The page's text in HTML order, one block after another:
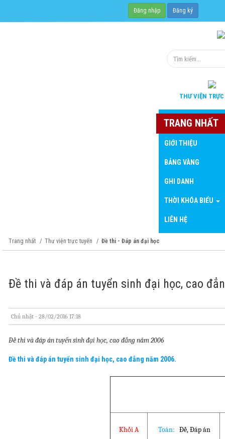
Đăng nhập Đăng ký
THƯ VIỆN
TRANG NHẤT
GIỚI THIỆU
BẢNG VÀNG
GHI DANH
THỜI KHÓA BIỂU
LIÊN HỆ
Trang nhất Thư viện trực tuyến Đề thi - Đáp án đại học
Đề thi và đáp án tuyển sinh đại học, cao
Chủ nhật - 28/02/2016 17:18
Đề thi và đáp án tuyển sinh đại học, cao đẳng năm 2006
Đề thi và đáp án tuyển sinh đại học, cao đẳng năm 2006.
Khối A Toán: Đề,Đáp án